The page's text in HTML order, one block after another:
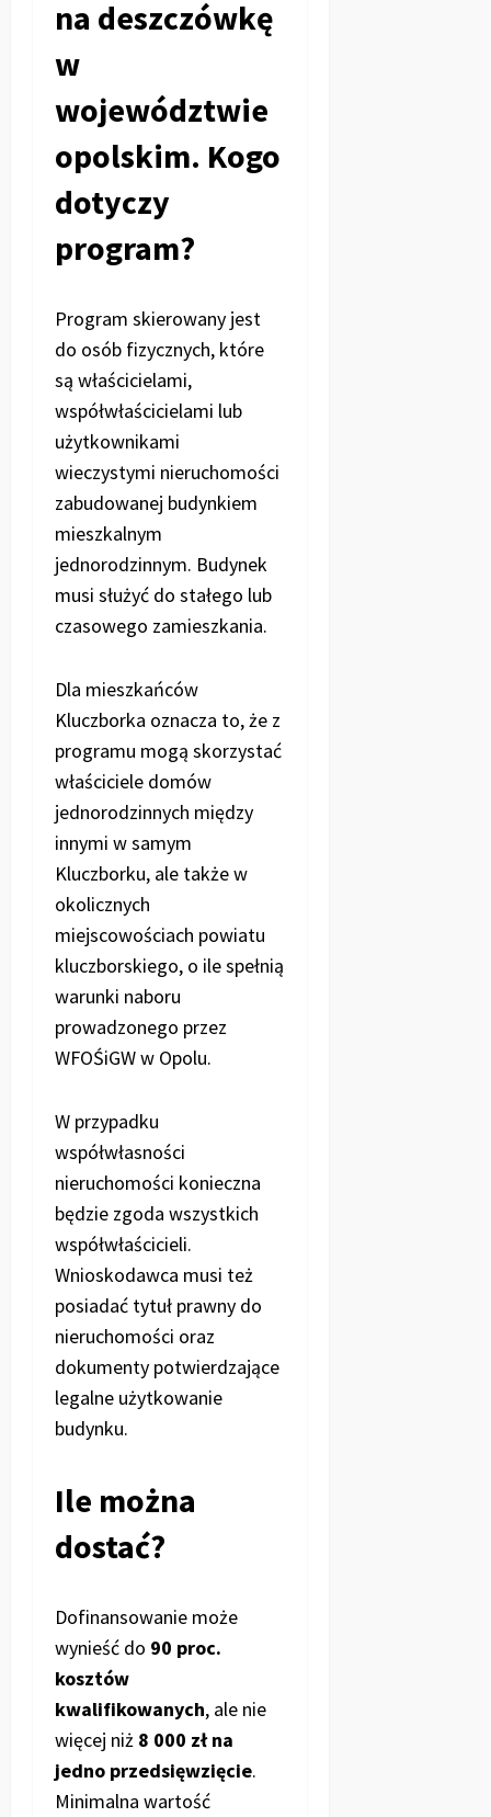
na deszczówkę
w
województwie
opolskim. Kogo
dotyczy
program?
Program skierowany jest
do osób fizycznych, które
są właścicielami,
współwłaścicielami lub
użytkownikami
wieczystymi nieruchomości
zabudowanej budynkiem
mieszkalnym
jednorodzinnym. Budynek
musi służyć do stałego lub
czasowego zamieszkania.
Dla mieszkańców
Kluczborka oznacza to, że z
programu mogą skorzystać
właściciele domów
jednorodzinnych między
innymi w samym
Kluczborku, ale także w
okolicznych
miejscowościach powiatu
kluczborskiego, o ile spełnią
warunki naboru
prowadzonego przez
WFOŚiGW w Opolu.
W przypadku
współwłasności
nieruchomości konieczna
będzie zgoda wszystkich
współwłaścicieli.
Wnioskodawca musi też
posiadać tytuł prawny do
nieruchomości oraz
dokumenty potwierdzające
legalne użytkowanie
budynku.
Ile można
dostać?
Dofinansowanie może
wynieść do 90 proc.
kosztów
kwalifikowanych, ale nie
więcej niż 8 000 zł na
jedno przedsięwzięcie.
Minimalna wartość